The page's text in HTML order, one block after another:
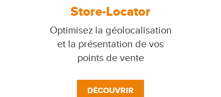
Store-Locator
Optimisez la géolocalisation
et la présentation de vos
points de vente
DÉCOUVRIR